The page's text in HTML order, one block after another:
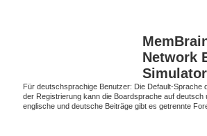
Network
Für deutschsprachige Benutzer: Die Default-Sprache
der Registrierung kann die Boardsprache auf deutsch
englische und deutsche Beiträge gibt es getrennte